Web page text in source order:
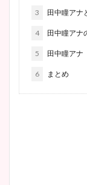
3 田中瞳アナ
4 田中瞳アナ
5 田中瞳アナ
6 まとめ